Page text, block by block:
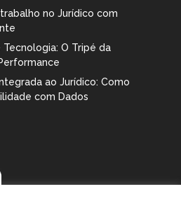
no Jurídico com
Tecnologia: O Tripé da
ao Jurídico: Como
com Dados